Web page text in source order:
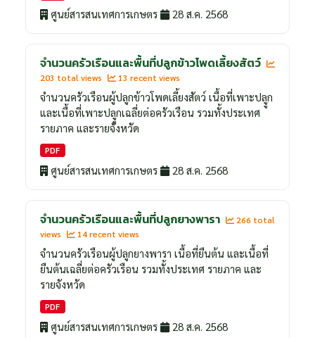
ศูนย์สารสนเทศการเกษตร 28 ส.ค. 2568
จำนวนครัวเรือนและพื้นที่ปลูกข้าวโพดเลี้ยงสัตว์
203 total views 13 recent views
จำนวนครัวเรือนผู้ปลูกข้าวโพดเลี้ยงสัตว์ เนื้อที่เพาะปลููก
และเนื้อที่เพาะปลููกเฉลี่ยต่อครัวเรือน รวมทั้งประเทศ
รายภาค และรายจังหวัด
PDF
ศูนย์สารสนเทศการเกษตร 28 ส.ค. 2568
จำนวนครัวเรือนและพื้นที่ปลูกยางพารา
266 total
views
14 recent views
จำนวนครัวเรือนผู้ปลูกยางพารา เนื้อที่ยืนต้น และเนื้อที่
ยืนต้นเฉลี่ยต่อครัวเรือน รวมทั้งประเทศ รายภาค และ
รายจังหวัด
PDF
ศูนย์สารสนเทศการเกษตร 28 ส.ค. 2568